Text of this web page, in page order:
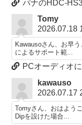
パナのHDC-
Tomy
2026.07.18
Kawausoさん、お早
によるサポート範...
PCオーディオ
kawauso
2026.07.17
Tomyさん、おはよう
Dipを設けた場合...